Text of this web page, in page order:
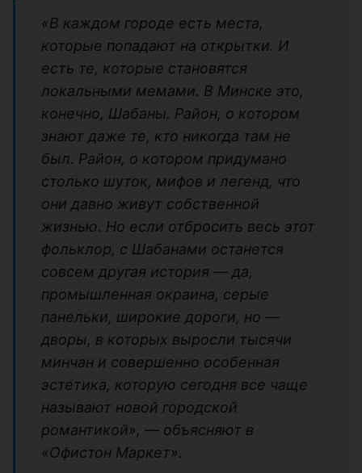
«В каждом городе есть места,
которые попадают на открытки. И
есть те, которые становятся
локальными мемами. В Минске это,
конечно, Шабаны. Район, о котором
знают даже те, кто никогда там не
был. Район, о котором придумано
столько шуток, мифов и легенд, что
они давно живут собственной
жизнью. Но если отбросить весь этот
фольклор, с Шабанами останется
совсем другая история — да,
промышленная окраина, серые
панельки, широкие дороги, но —
дворы, в которых выросли тысячи
минчан и совершенно особенная
эстетика, которую сегодня все чаще
называют новой городской
романтикой», — объясняют в
«Офистон Маркет».